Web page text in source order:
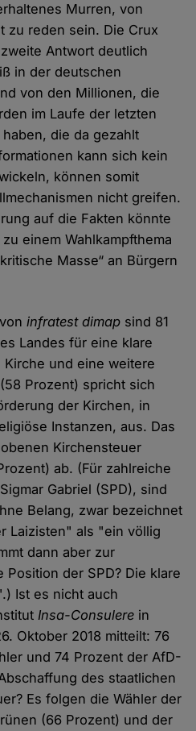
Murren, von
zu reden sein. Die Crux
Antwort deutlich
in der deutschen
von den Millionen, die
im Laufe der letzten
die da gezahlt
kann sich kein
können somit
nicht greifen.
auf die Fakten könnte
einem Wahlkampfthema
Masse“ an Bürgern
voninfratest dimap sind 81
Landes für eine klare
und eine weitere
Prozent) spricht sich
der Kirchen, in
Instanzen, aus. Das
Kirchensteuer
ab. (Für zahlreiche
Gabriel (SPD), sind
Belang, zwar bezeichnet
Laizisten" als "ein völlig
dann aber zur
der SPD? Die klare
Ist es nicht auch
Insa-Consulere in
Oktober 2018 mitteilt: 76
und 74 Prozent der AfD-
des staatlichen
Es folgen die Wähler der
(66 Prozent) und der